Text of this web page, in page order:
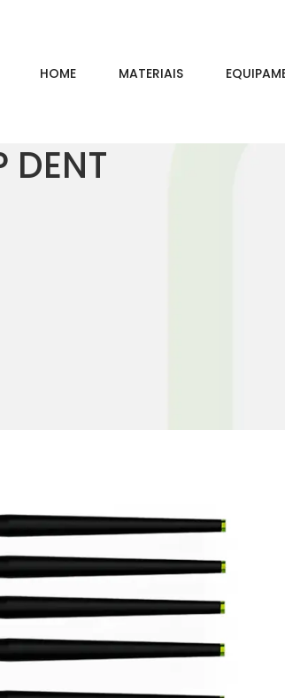
HOME MATERIAIS
DENT